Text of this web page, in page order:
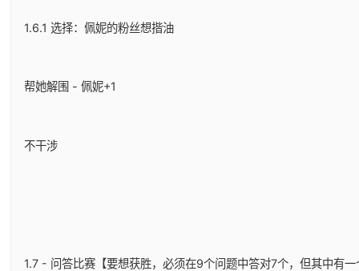
1.6.1 选择：佩妮的粉丝想揩油
帮她解围 - 佩妮+1
不干涉
1.7 - 问答比赛【要想获胜，必须在9个问题中答对7个，但其中有